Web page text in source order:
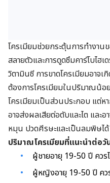
โครเมียมช่วยกระตุ้นการทำงา
สลายตัวและการดูดซึมคาร์โบไฮ
วิตามินซี การขาดโครเมียมอาจเ
ต้องการโครเมียมในปริมาณน้อ
โครเมียมเป็นส่วนประกอบ แต่ห
อาจส่งผลเสียต่อตับและไต และ
หมุน ปวดศีรษะและเป็นลมพิษได้
ปริมาณโครเมียมที่แนะนำต่อวั
ผู้ชายอายุ 19-50 ปี คว
ผู้หญิงอายุ 19-50 ปี คว